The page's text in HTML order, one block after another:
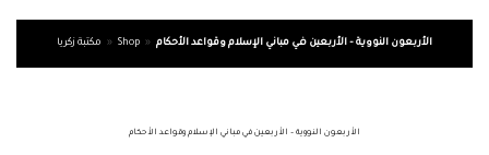
مكتبة زكريا » Shop » الأربعون النووية – الأربعين في مباني الإسلام وقواعد الأحكام
الأربعون النووية – الأربعين في مباني الإسلام وقواعد الأحكام